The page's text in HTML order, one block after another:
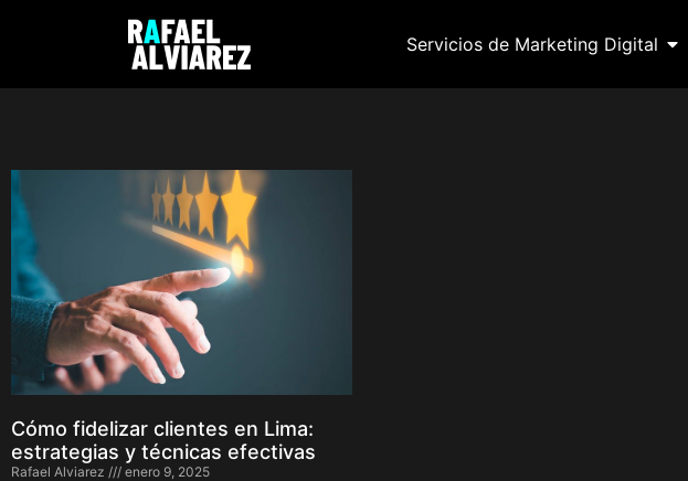
Servicios de Marketing Digital
Cómo fidelizar clientes en Lima:
estrategias y técnicas efectivas
Rafael Alviarez enero 9, 2025